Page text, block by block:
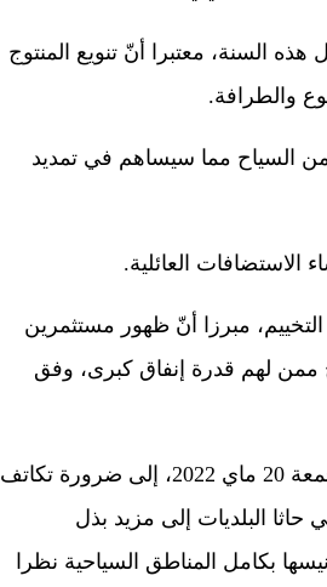
هذه السنة، معتبرا أنّ تنويع المنتوج
والطرافة.
السياح مما سيساهم في تمديد
الاستضافات العائلية.
مبرزا أنّ ظهور مستثمرين
لهم قدرة إنفاق كبرى، وفق
ودعا القايد بمناسبة انعقاد المجلس الجهوي للسياحة اليوم الجمعة 20 ماي 2022، إلى ضرورة تكاتف
البلديات إلى مزيد بذل
بكامل المناطق السياحية نظرا